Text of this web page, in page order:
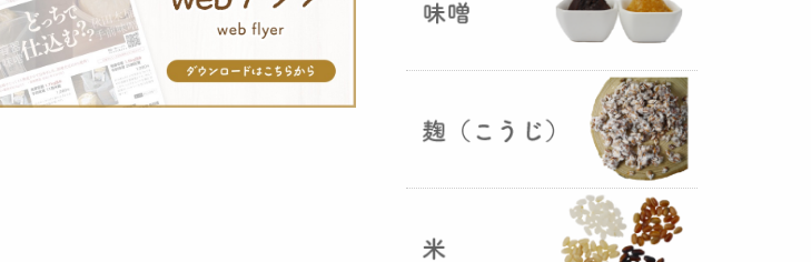
山形さくらんぼ甘酒ゼリー発売
山形のさくらんぼをペーストにし